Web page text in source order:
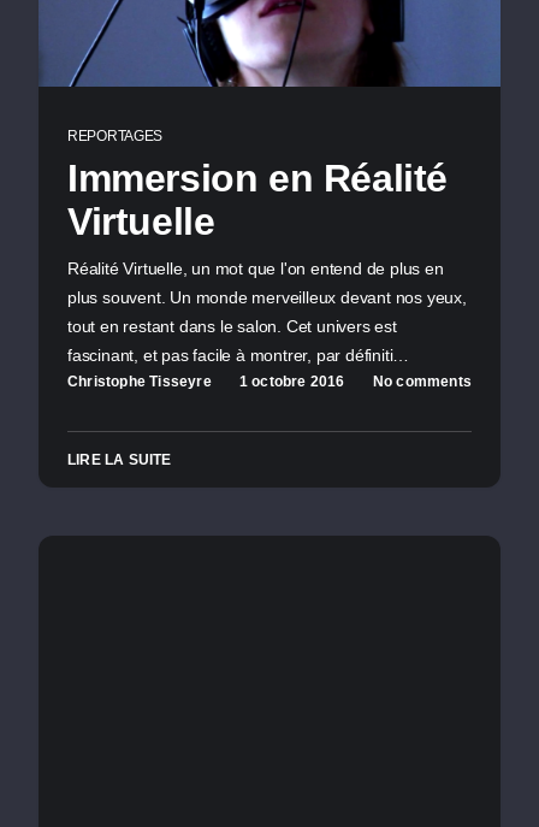
REPORTAGES
Immersion en Réalité
Virtuelle
Réalité Virtuelle, un mot que l'on entend de plus en
plus souvent. Un monde merveilleux devant nos yeux,
tout en restant dans le salon. Cet univers est
fascinant, et pas facile à montrer, par définiti…
Christophe Tisseyre 1 octobre 2016 No comments
LIRE LA SUITE